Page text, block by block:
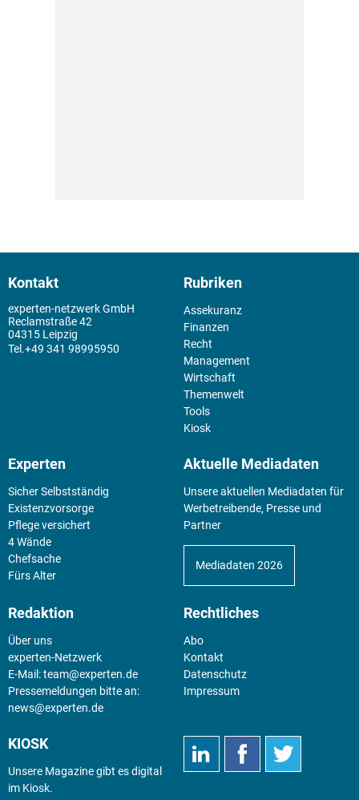
Kontakt
experten-netzwerk GmbH
Reclamstraße 42
04315 Leipzig
+49 341 98995950
Rubriken
Assekuranz
Finanzen
Recht
Management
Wirtschaft
Themenwelt
Tools
Kiosk
Experten
Sicher Selbstständig
Existenz­vorsorge
Pflege versichert
4 Wände
Chefsache
Fürs Alter
Aktuelle Mediadaten
Unsere aktuellen Mediadaten für
Werbetreibende, Presse und
Partner
Mediadaten 2026
Redaktion
Über uns
experten-Netzwerk
E-Mail:team@experten.de
Pressemeldungen bitte an:
news@experten.de
Rechtliches
Abo
Kontakt
Datenschutz
Impressum
KIOSK
Unsere Magazine gibt es digital
im Kiosk.